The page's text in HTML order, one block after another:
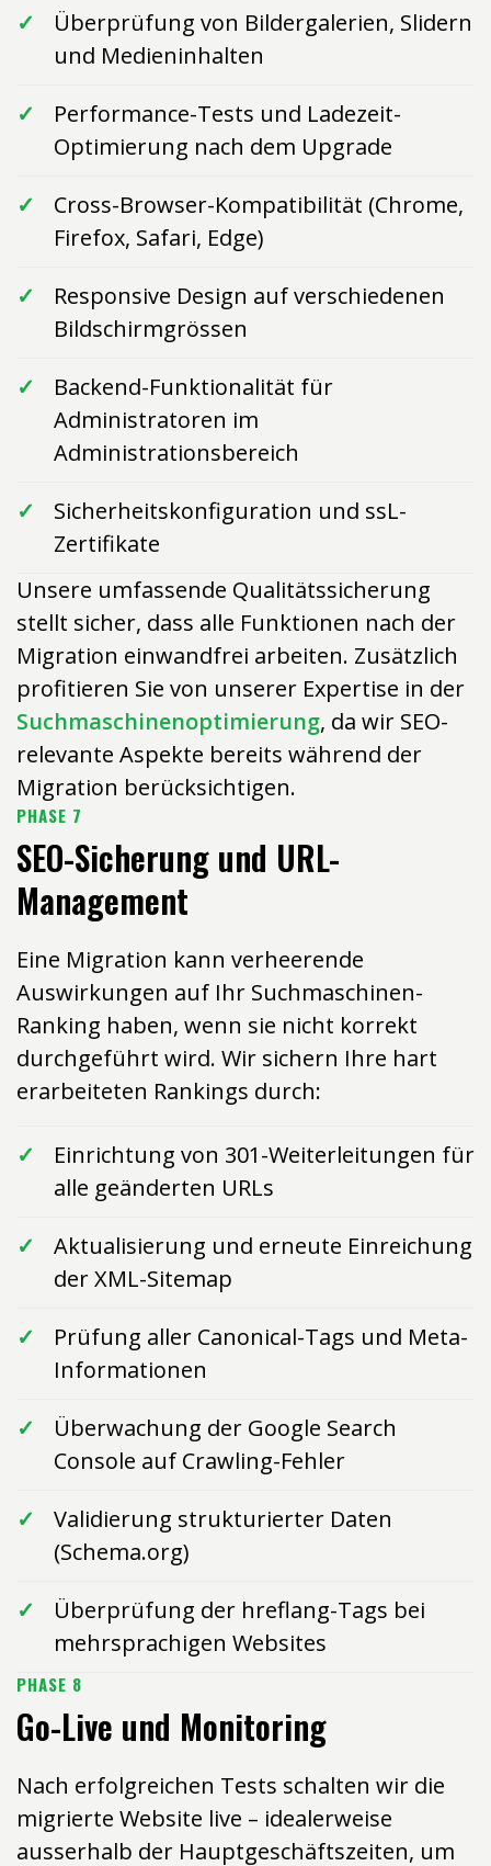
Überprüfung von Bildergalerien, Slidern
und Medieninhalten
Performance-Tests und Ladezeit-
Optimierung nach dem Upgrade
Cross-Browser-Kompatibilität (Chrome,
Firefox, Safari, Edge)
Responsive Design auf verschiedenen
Bildschirmgrössen
Backend-Funktionalität für
Administratoren im
Administrationsbereich
Sicherheitskonfiguration und ssL-
Zertifikate
Unsere umfassende Qualitätssicherung
stellt sicher, dass alle Funktionen nach der
Migration einwandfrei arbeiten. Zusätzlich
profitieren Sie von unserer Expertise in der
Suchmaschinenoptimierung, da wir SEO-
relevante Aspekte bereits während der
Migration berücksichtigen.
PHASE 7
SEO-Sicherung und URL-
Management
Eine Migration kann verheerende
Auswirkungen auf Ihr Suchmaschinen-
Ranking haben, wenn sie nicht korrekt
durchgeführt wird. Wir sichern Ihre hart
erarbeiteten Rankings durch:
Einrichtung von 301-Weiterleitungen für
alle geänderten URLs
Aktualisierung und erneute Einreichung
der XML-Sitemap
Prüfung aller Canonical-Tags und Meta-
Informationen
Überwachung der Google Search
Console auf Crawling-Fehler
Validierung strukturierter Daten
(Schema.org)
Überprüfung der hreflang-Tags bei
mehrsprachigen Websites
PHASE 8
Go-Live und Monitoring
Nach erfolgreichen Tests schalten wir die
migrierte Website live – idealerweise
ausserhalb der Hauptgeschäftszeiten, um